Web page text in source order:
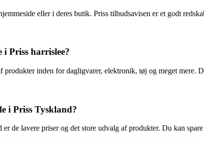
eller i deres butik. Priss tilbudsavisen er et godt
Priss harrislee?
produkter inden for dagligvarer, elektronik, tøj og meget mere.
i Priss Tyskland?
de lavere priser og det store udvalg af produkter. Du kan